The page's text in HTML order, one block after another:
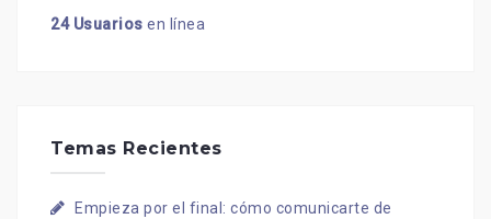
24 Usuarios en línea
Temas Recientes
Empieza por el final: cómo comunicarte de